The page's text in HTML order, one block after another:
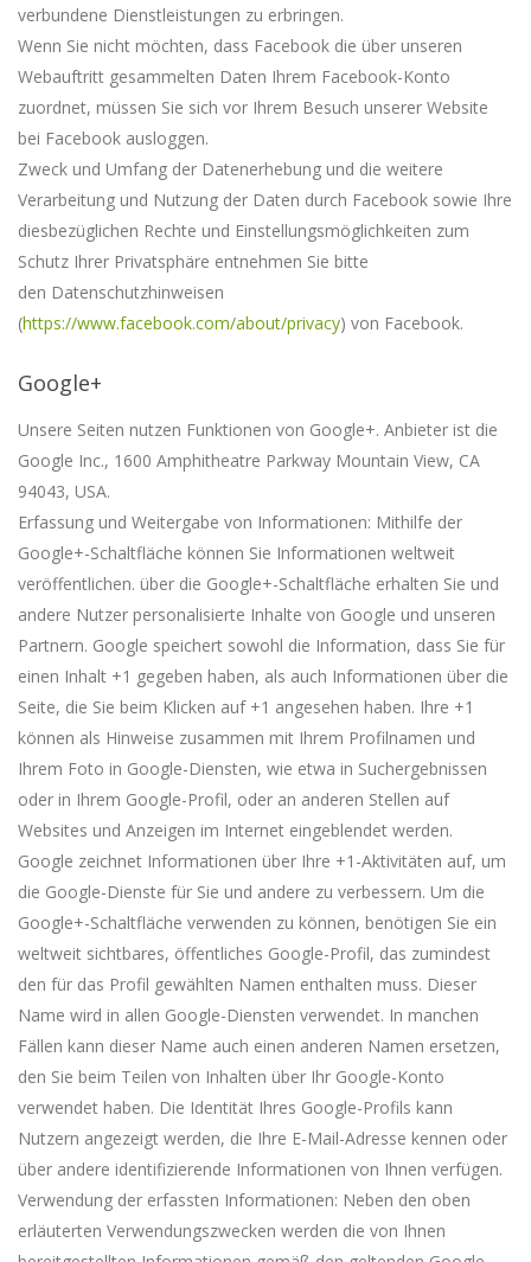
verbundene Dienstleistungen zu erbringen.
Wenn Sie nicht möchten, dass Facebook die über unseren
Webauftritt gesammelten Daten Ihrem Facebook-Konto
zuordnet, müssen Sie sich vor Ihrem Besuch unserer Website
bei Facebook ausloggen.
Zweck und Umfang der Datenerhebung und die weitere
Verarbeitung und Nutzung der Daten durch Facebook sowie Ihre
diesbezüglichen Rechte und Einstellungsmöglichkeiten zum
Schutz Ihrer Privatsphäre entnehmen Sie bitte
den Datenschutzhinweisen
(https://www.facebook.com/about/privacy) von Facebook.
Google+
Unsere Seiten nutzen Funktionen von Google+. Anbieter ist die
Google Inc., 1600 Amphitheatre Parkway Mountain View, CA
94043, USA.
Erfassung und Weitergabe von Informationen: Mithilfe der
Google+-Schaltfläche können Sie Informationen weltweit
veröffentlichen. über die Google+-Schaltfläche erhalten Sie und
andere Nutzer personalisierte Inhalte von Google und unseren
Partnern. Google speichert sowohl die Information, dass Sie für
einen Inhalt +1 gegeben haben, als auch Informationen über die
Seite, die Sie beim Klicken auf +1 angesehen haben. Ihre +1
können als Hinweise zusammen mit Ihrem Profilnamen und
Ihrem Foto in Google-Diensten, wie etwa in Suchergebnissen
oder in Ihrem Google-Profil, oder an anderen Stellen auf
Websites und Anzeigen im Internet eingeblendet werden.
Google zeichnet Informationen über Ihre +1-Aktivitäten auf, um
die Google-Dienste für Sie und andere zu verbessern. Um die
Google+-Schaltfläche verwenden zu können, benötigen Sie ein
weltweit sichtbares, öffentliches Google-Profil, das zumindest
den für das Profil gewählten Namen enthalten muss. Dieser
Name wird in allen Google-Diensten verwendet. In manchen
Fällen kann dieser Name auch einen anderen Namen ersetzen,
den Sie beim Teilen von Inhalten über Ihr Google-Konto
verwendet haben. Die Identität Ihres Google-Profils kann
Nutzern angezeigt werden, die Ihre E-Mail-Adresse kennen oder
über andere identifizierende Informationen von Ihnen verfügen.
Verwendung der erfassten Informationen: Neben den oben
erläuterten Verwendungszwecken werden die von Ihnen